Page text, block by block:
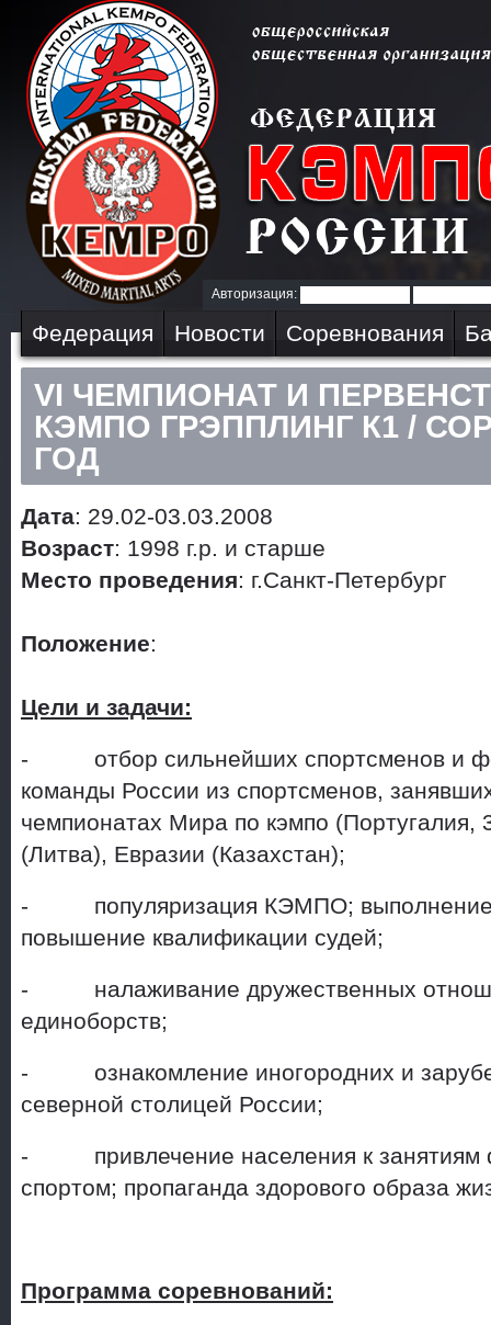
Авторизация:
Федерация Новости Соревнования
VI ЧЕМПИОНАТ И
КЭМПО ГРЭППЛИНГ К1 /
ГОД
Дата: 29.02-03.03.2008
Возраст: 1998 г.р. и старше
Место проведения: г.Санкт-Петербург
Положение:
Цели и задачи:
- отбор сильнейших спортсменов и
команды России из спортсменов,
чемпионатах Мира по кэмпо (Португалия,
(Литва), Евразии (Казахстан);
- популяризация КЭМПО; выполнение
повышение квалификации судей;
- налаживание дружественных
единоборств;
- ознакомление иногородних и
северной столицей России;
- привлечение населения к занятиям
спортом; пропаганда здорового образа
Программа соревнований: